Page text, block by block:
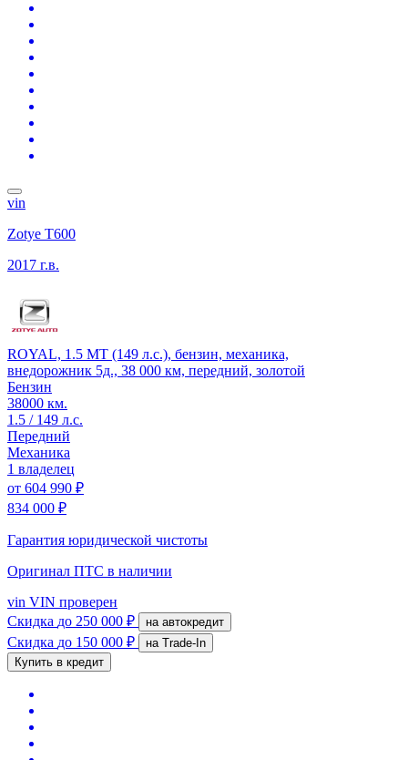
vin
Zotye T600
2017 г.в.
ROYAL, 1.5 MT (149 л.с.), бензин, механика,
внедорожник 5д., 38 000 км, передний, золотой
Бензин
38000 км.
1.5 / 149 л.с.
Передний
Механика
1 владелец
от 604 990 ₽
834 000 ₽
Гарантия юридической чистоты
Оригинал ПТС в наличии
vin VIN проверен
Скидка до 250 000 ₽ на автокредит
Скидка до 150 000 ₽
на Trade-In
Купить в кредит